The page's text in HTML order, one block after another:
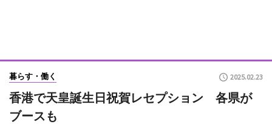
暮らす・働く 2025.02.23
香港で天皇誕生日祝賀レセプション 各県が
ブースも